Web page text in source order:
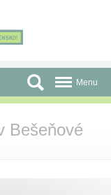
Menu
Bešeňové